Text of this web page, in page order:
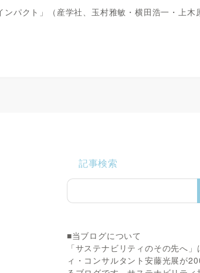
パクト」（産学社、玉村雅敏・横田浩一・上
記事検索
■当ブログについて
「サステナビリティのその先へ
ィ・コンサルタント安藤光展が